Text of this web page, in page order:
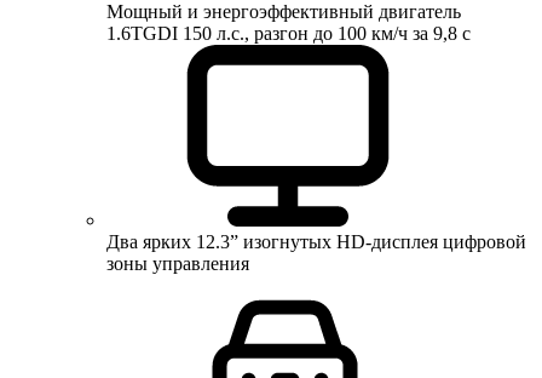
Мощный и энергоэффективный двигатель
1.6TGDI 150 л.с., разгон до 100 км/ч за 9,8 с
Два ярких 12.3” изогнутых HD-дисплея цифровой
зоны управления